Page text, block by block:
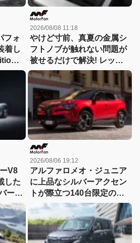
フォ
着し
2026/08/08 11:18
やけど寸前、真夏の金属シ
フトノブが触れない問題が
被せるだけで解決! レッツ
ォのシリコンカバーが夏も
冬も快適すぎる! 【CAR
MONO図鑑】
V8
した
ー
】
2026/08/06 19:12
アルファロメオ・ジュニア
に上品なシルバーアクセン
トが際立つ140台限定の
「スポルト スペチアーレ」
が登場！